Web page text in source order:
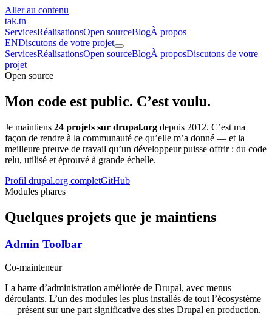
Aller au contenu
tak.tn
ServicesRéalisationsOpen sourceBlogÀ propos
ENDiscutons de votre projet
ServicesRéalisationsOpen sourceBlogÀ proposDiscutons de votre
projet
Open source
Mon code est public. C’est voulu.
Je maintiens 24 projets sur drupal.org depuis 2012. C’est ma
façon de rendre à la communauté ce qu’elle m’a donné — et la
meilleure preuve de travail qu’un développeur puisse offrir : du code
relu, utilisé et éprouvé à grande échelle.
Profil drupal.org completGitHub
Modules phares
Quelques projets que je maintiens
Admin Toolbar
Co-mainteneur
La barre d’administration améliorée de Drupal, avec menus
déroulants. L’un des modules les plus installés de tout l’écosystème
— présent sur une part significative des sites Drupal en production.